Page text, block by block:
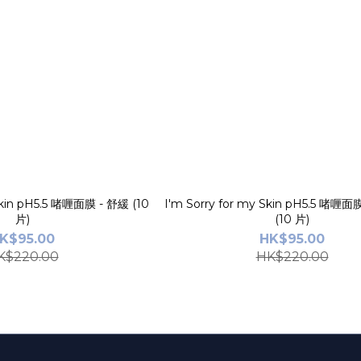
pH5.5 啫喱面膜 - 舒緩 (10
片)
I'm Sorry for my Skin pH5.5 啫喱面
(10 片)
HK$95.00
HK$220.00